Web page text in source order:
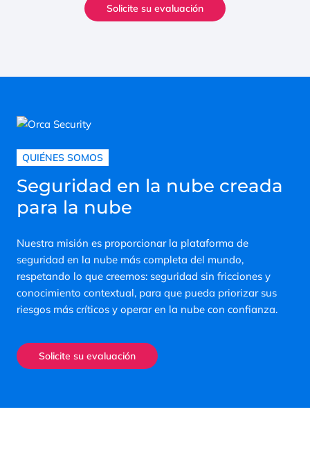
Solicite su evaluación
QUIÉNES SOMOS
Seguridad en la nube creada
para la nube
Nuestra misión es proporcionar la plataforma de
seguridad en la nube más completa del mundo,
respetando lo que creemos: seguridad sin fricciones y
conocimiento contextual, para que pueda priorizar sus
riesgos más críticos y operar en la nube con confianza.
Solicite su evaluación